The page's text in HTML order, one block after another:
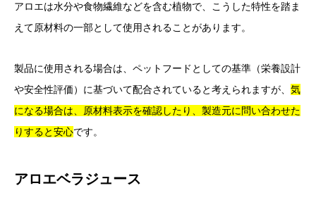
アロエは水分や食物繊維などを含む植物で、こうした特性を踏ま
えて原材料の一部として使用されることがあります。
製品に使用される場合は、ペットフードとしての基準（栄養設計
や安全性評価）に基づいて配合されていると考えられますが、 気
になる場合は、原材料表示を確認したり、製造元に問い合わせた
りすると安心です。
アロエベラジュース